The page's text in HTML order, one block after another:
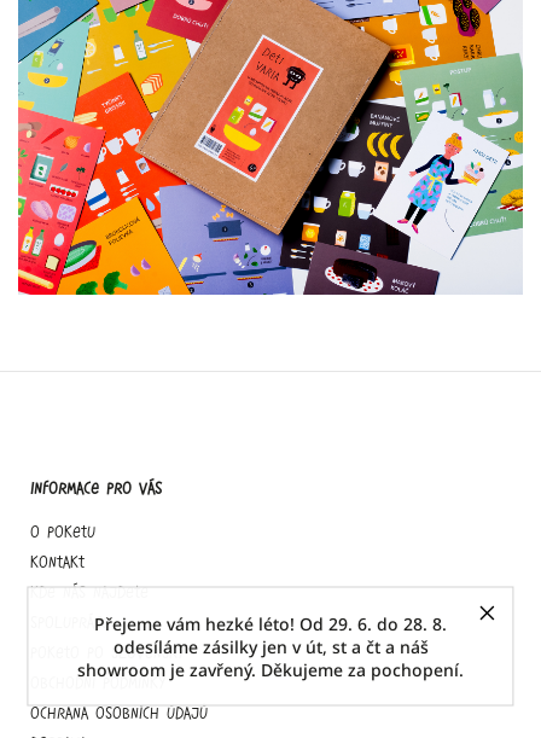
Přejeme vám hezké léto! Od 29. 6. do 28. 8.
odesíláme zásilky jen v út, st a čt a náš
showroom je zavřený. Děkujeme za pochopení.
Informace pro vás
O Poketu
Kontakt
Kde nás najdete
Spolupráce
Poketo po slovensky
Obchodní podmínky
Ochrana osobních údajů